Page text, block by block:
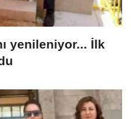
yenileniyor... İlk